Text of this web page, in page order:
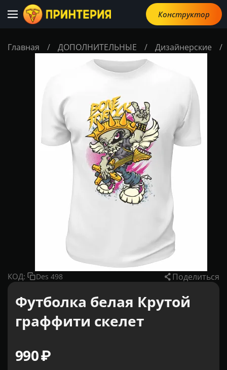
Конструктор
Главная / ДОПОЛНИТЕЛЬНЫЕ / Дизайнерские /
КОД: Des 498 Поделиться
Футболка белая Крутой
граффити скелет
‍990‍₽